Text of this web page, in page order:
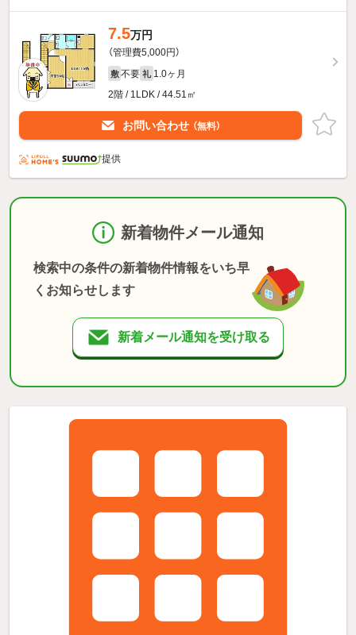
7.5万円
（管理費5,000円）
敷 不要 礼 1.0ヶ月
2階 / 1LDK / 44.51㎡
お問い合わせ （無料）
提供
新着物件メール通知
検索中の条件の新着物件情報をいち早
くお知らせします
新着メール通知を受け取る